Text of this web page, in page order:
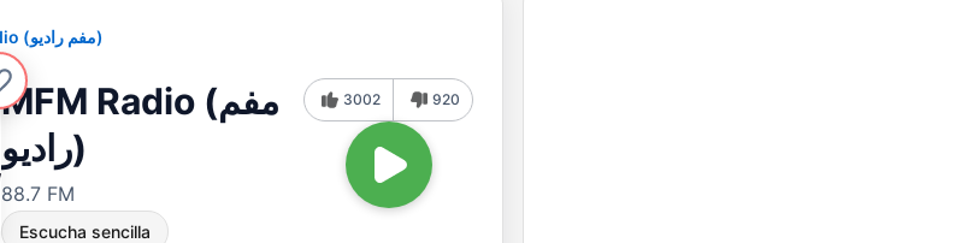
MFM Radio (مفم راديو)
MFM Radio (مفم
راديو)
88.7 FM
Escucha sencilla
3002 920